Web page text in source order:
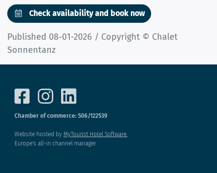
Check availability and book now
Published 08-01-2026 / Copyright © Chalet
Sonnentanz
Chamber of commerce: 506/122539
Website hosted by MyTourist Hotel Software.
Europe's all-in channel manager.